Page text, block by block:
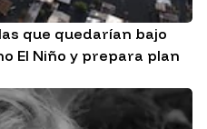
que quedarían bajo
El Niño y prepara plan